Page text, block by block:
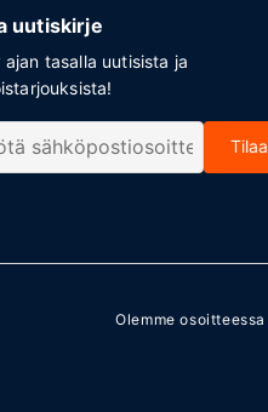
uutiskirje
ajan tasalla uutisista ja
Tilaa
Olemme osoitteessa